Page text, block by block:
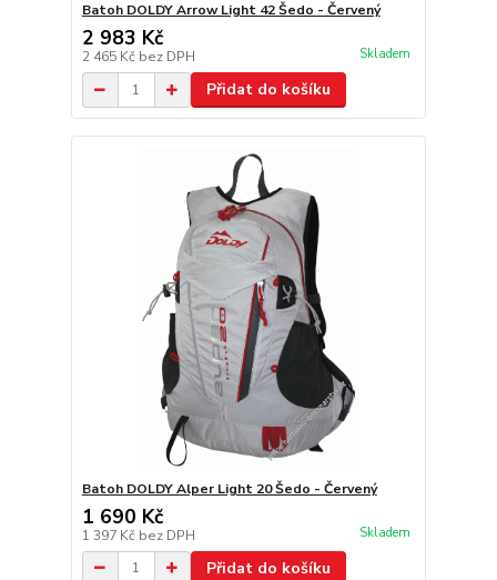
Batoh DOLDY Arrow Light 42 Šedo - Červený
2 983 Kč
2 465 Kč bez DPH Skladem
Přidat do košíku
Batoh DOLDY Alper Light 20 Šedo - Červený
1 690 Kč
1 397 Kč bez DPH Skladem
Přidat do košíku